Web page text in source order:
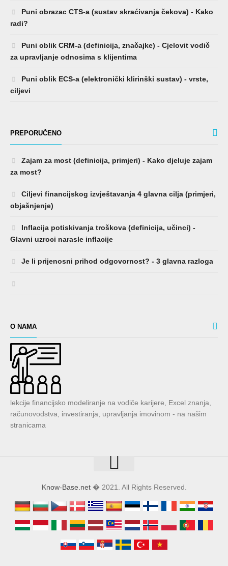
Puni obrazac CTS-a (sustav skraćivanja čekova) - Kako
radi?
Puni oblik CRM-a (definicija, značajke) - Cjelovit vodič
za upravljanje odnosima s klijentima
Puni oblik ECS-a (elektronički klirinški sustav) - vrste,
ciljevi
PREPORUČENO
Zajam za most (definicija, primjeri) - Kako djeluje zajam
za most?
Ciljevi financijskog izvještavanja 4 glavna cilja (primjeri,
objašnjenje)
Inflacija potiskivanja troškova (definicija, učinci) -
Glavni uzroci narasle inflacije
Je li prijenosni prihod odgovornost? - 3 glavna razloga
O NAMA
lekcije financijsko modeliranje na vodiče karijere, Excel znanja,
računovodstva, investiranja, upravljanja imovinom - na našim
stranicama
Know-Base.net� 2021. All Rights Reserved.